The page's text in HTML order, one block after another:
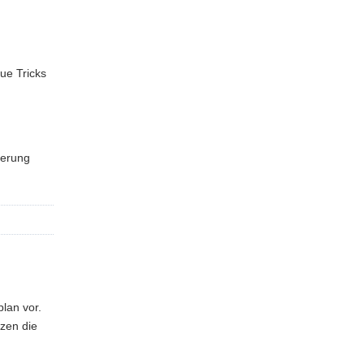
Tricks
vor.
die